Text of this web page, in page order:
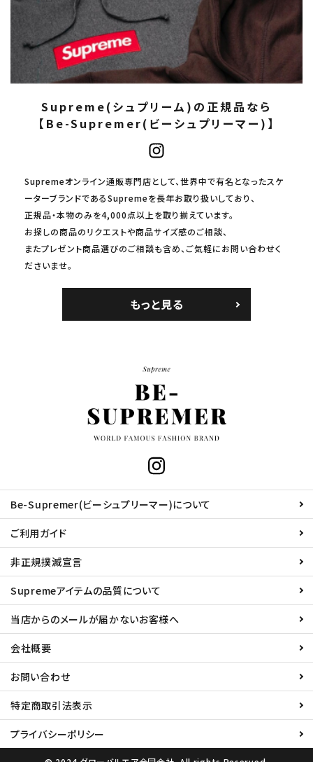
Supreme(シュプリーム)の正規品なら
【Be-Supremer(ビーシュプリーマー)】
Supremeオンライン通販専門店として、世界中で有名となったスケ
ーターブランドであるSupremeを長年お取り扱いしており、
正規品・本物のみを4,000点以上を取り揃えています。
お探しの商品のリクエストや商品サイズ感のご相談、
またプレゼント商品選びのご相談も含め、ご気軽にお問い合わせく
ださいませ。
もっと見る
Be-Supremer(ビーシュプリーマー)について
ご利用ガイド
非正規撲滅宣言
Supremeアイテムの品質について
当店からのメールが届かないお客様へ
会社概要
お問い合わせ
特定商取引法表示
プライバシーポリシー